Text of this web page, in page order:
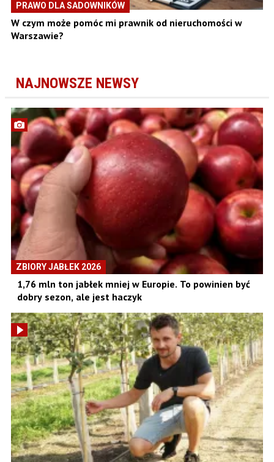
PRAWO DLA SADOWNIKÓW
W czym może pomóc mi prawnik od nieruchomości w
Warszawie?
NAJNOWSZE NEWSY
ZBIORY JABŁEK 2026
1,76 mln ton jabłek mniej w Europie. To powinien być
dobry sezon, ale jest haczyk